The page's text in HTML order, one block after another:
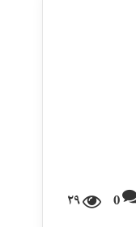
0 ۲۹